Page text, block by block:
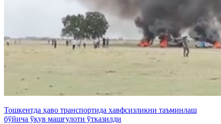
Тошкентда ҳаво транспортида хавфсизликни таъминлаш
бўйича ўқув машғулоти ўтказилди